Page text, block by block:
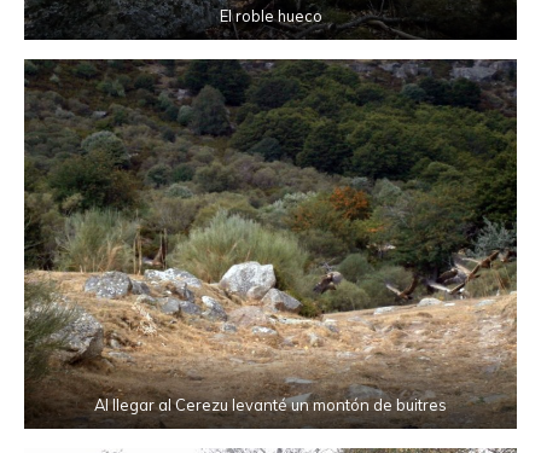
El roble hueco
Al llegar al Cerezu levanté un montón de buitres